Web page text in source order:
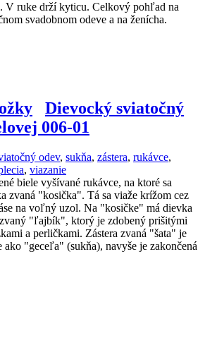
V ruke drží kyticu. Celkový pohľad na
svadobnom odeve a na ženícha.
Dievocký sviatočný
006-01
odev, sukňa, zástera, rukávce,
, viazanie
biele vyšívané rukávce, na ktoré sa
zvaná "kosička". Tá sa viaže krížom cez
na voľný uzol. Na "kosičke" má dievka
"ľajbík", ktorý je zdobený prišitými
a perličkami. Zástera zvaná "šata" je
ako "geceľa" (sukňa), navyše je zakončená